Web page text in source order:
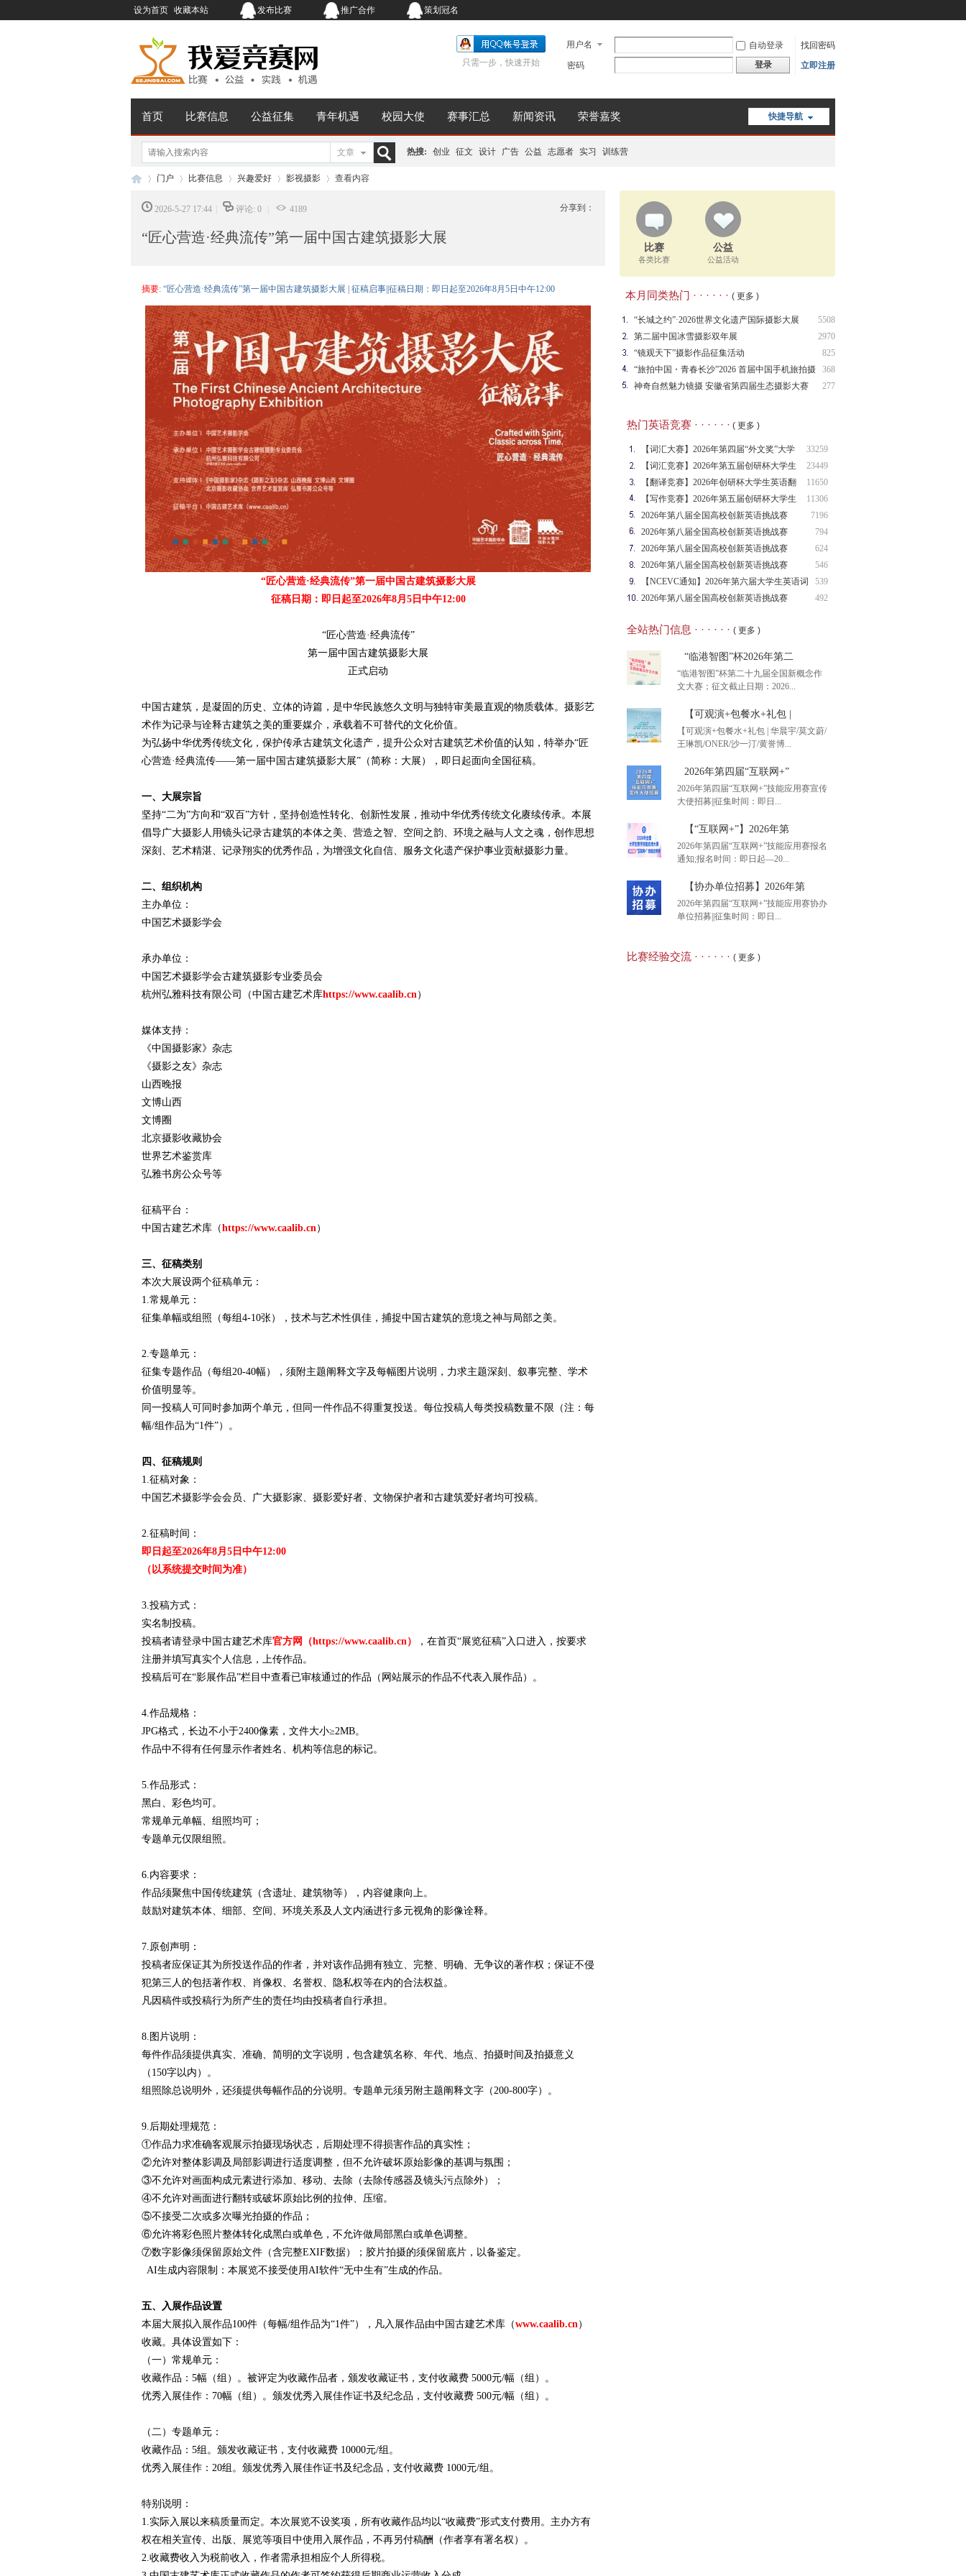
设为首页 收藏本站 发布比赛 推广合作 策划冠名
用户名 自动登录
找回密码
密码
登录 立即注册
只需一步，快速开始
快捷导航
首页 比赛信息 公益征集 青年机遇 校园大使 赛事汇总 新闻资讯 荣誉嘉奖
文章
索
热搜: 创业 征文 设计 广告 公益 志愿者 实习 训练营
门户
›
比赛信息
›
兴趣爱好 影视摄影
›
查看内容
分享到：
2026-5-27 17:44 评论: 0 4189
“匠心营造·经典流传”第一届中国古建筑摄影大展
摘要: “匠心营造·经典流传”第一届中国古建筑摄影大展 | 征稿启事||征稿日期：即日起至2026年8月5日中午12:00
“匠心营造·经典流传”第一届中国古建筑摄影大展
征稿日期：即日起至2026年8月5日中午12:00
“匠心营造·经典流传”
第一届中国古建筑摄影大展
正式启动
中国古建筑，是凝固的历史、立体的诗篇，是中华民族悠久文明与独特审美最直观的物质载体。摄影艺
术作为记录与诠释古建筑之美的重要媒介，承载着不可替代的文化价值。
为弘扬中华优秀传统文化，保护传承古建筑文化遗产，提升公众对古建筑艺术价值的认知，特举办“匠
心营造·经典流传——第一届中国古建筑摄影大展”（简称：大展），即日起面向全国征稿。
一、大展宗旨
坚持“二为”方向和“双百”方针，坚持创造性转化、创新性发展，推动中华优秀传统文化赓续传承。本展
倡导广大摄影人用镜头记录古建筑的本体之美、营造之智、空间之韵、环境之融与人文之魂，创作思想
深刻、艺术精湛、记录翔实的优秀作品，为增强文化自信、服务文化遗产保护事业贡献摄影力量。
二、组织机构
主办单位：
中国艺术摄影学会
承办单位：
中国艺术摄影学会古建筑摄影专业委员会
杭州弘雅科技有限公司（中国古建艺术库https://www.caalib.cn）
媒体支持：
《中国摄影家》杂志
《摄影之友》杂志
山西晚报
文博山西
文博圈
北京摄影收藏协会
世界艺术鉴赏库
弘雅书房公众号等
征稿平台：
中国古建艺术库（https://www.caalib.cn）
三、征稿类别
本次大展设两个征稿单元：
1.常规单元：
征集单幅或组照（每组4-10张），技术与艺术性俱佳，捕捉中国古建筑的意境之神与局部之美。
2.专题单元：
征集专题作品（每组20-40幅），须附主题阐释文字及每幅图片说明，力求主题深刻、叙事完整、学术
价值明显等。
同一投稿人可同时参加两个单元，但同一件作品不得重复投送。每位投稿人每类投稿数量不限（注：每
幅/组作品为“1件”）。
四、征稿规则
1.征稿对象：
中国艺术摄影学会会员、广大摄影家、摄影爱好者、文物保护者和古建筑爱好者均可投稿。
2.征稿时间：
即日起至2026年8月5日中午12:00
（以系统提交时间为准）
3.投稿方式：
实名制投稿。
投稿者请登录中国古建艺术库官方网（https://www.caalib.cn）
，在首页“展览征稿”入口进入，按要求
注册并填写真实个人信息，上传作品。
投稿后可在“影展作品”栏目中查看已审核通过的作品（网站展示的作品不代表入展作品）。
4.作品规格：
JPG格式，长边不小于2400像素，文件大小≥2MB。
作品中不得有任何显示作者姓名、机构等信息的标记。
5.作品形式：
黑白、彩色均可。
常规单元单幅、组照均可；
专题单元仅限组照。
6.内容要求：
作品须聚焦中国传统建筑（含遗址、建筑物等），内容健康向上。
鼓励对建筑本体、细部、空间、环境关系及人文内涵进行多元视角的影像诠释。
7.原创声明：
投稿者应保证其为所投送作品的作者，并对该作品拥有独立、完整、明确、无争议的著作权；保证不侵
犯第三人的包括著作权、肖像权、名誉权、隐私权等在内的合法权益。
凡因稿件或投稿行为所产生的责任均由投稿者自行承担。
8.图片说明：
每件作品须提供真实、准确、简明的文字说明，包含建筑名称、年代、地点、拍摄时间及拍摄意义
（150字以内）。
组照除总说明外，还须提供每幅作品的分说明。专题单元须另附主题阐释文字（200-800字）。
9.后期处理规范：
①作品力求准确客观展示拍摄现场状态，后期处理不得损害作品的真实性；
②允许对整体影调及局部影调进行适度调整，但不允许破坏原始影像的基调与氛围；
③不允许对画面构成元素进行添加、移动、去除（去除传感器及镜头污点除外）；
④不允许对画面进行翻转或破坏原始比例的拉伸、压缩。
⑤不接受二次或多次曝光拍摄的作品；
⑥允许将彩色照片整体转化成黑白或单色，不允许做局部黑白或单色调整。
⑦数字影像须保留原始文件（含完整EXIF数据）；胶片拍摄的须保留底片，以备鉴定。
AI生成内容限制：本展览不接受使用AI软件“无中生有”生成的作品。
五、入展作品设置
本届大展拟入展作品100件（每幅/组作品为“1件”），凡入展作品由中国古建艺术库（www.caalib.cn）
收藏。具体设置如下：
（一）常规单元：
收藏作品：5幅（组）。被评定为收藏作品者，颁发收藏证书，支付收藏费 5000元/幅（组）。
优秀入展佳作：70幅（组）。颁发优秀入展佳作证书及纪念品，支付收藏费 500元/幅（组）。
（二）专题单元：
收藏作品：5组。颁发收藏证书，支付收藏费 10000元/组。
优秀入展佳作：20组。颁发优秀入展佳作证书及纪念品，支付收藏费 1000元/组。
特别说明：
1.实际入展以来稿质量而定。本次展览不设奖项，所有收藏作品均以“收藏费”形式支付费用。主办方有
权在相关宣传、出版、展览等项目中使用入展作品，不再另付稿酬（作者享有署名权）。
2.收藏费收入为税前收入，作者需承担相应个人所得税。
比赛
各类比赛
公益
公益活动
本月同类热门 · · · · · · ( 更多 )
5508
“长城之约”·2026世界文化遗产国际摄影大展
2970
第二届中国冰雪摄影双年展
825
“镜观天下”摄影作品征集活动
368
“旅拍中国・青春长沙”2026 首届中国手机旅拍摄
影大展
277
神奇自然魅力镜摄 安徽省第四届生态摄影大赛
热门英语竞赛 · · · · · · ( 更多 )
33259
【词汇大赛】2026年第四届“外文奖”大学
生
23449
【词汇竞赛】2026年第五届创研杯大学生
英语
11650
【翻译竞赛】2026年创研杯大学生英语翻
译竞
11306
【写作竞赛】2026年第五届创研杯大学生
英语
7196
2026年第八届全国高校创新英语挑战赛
（NCIE
794
2026年第八届全国高校创新英语挑战赛
624
2026年第八届全国高校创新英语挑战赛
（NCIE
546
2026年第八届全国高校创新英语挑战赛
（NCIE
539
【NCEVC通知】2026年第六届大学生英语词
汇
492
2026年第八届全国高校创新英语挑战赛
全站热门信息 · · · · · · ( 更多 )
“临港智图”杯2026年第二
“临港智图”杯第二十九届全国新概念作
文大赛；征文截止日期：2026...
“临港智图”杯2026年第二
【可观演+包餐水+礼包 |
【可观演+包餐水+礼包 | 华晨宇/莫文蔚/
王琳凯/ONER/沙一汀/黄誉博...
【可观演+包餐水+礼包 |
2026年第四届“互联网+”
2026年第四届“互联网+”技能应用赛宣传
大使招募||征集时间：即日...
2026年第四届“互联网+”
【“互联网+”】2026年第
2026年第四届“互联网+”技能应用赛报名
通知;报名时间：即日起—20...
【“互联网+”】2026年第
【协办单位招募】2026年第
2026年第四届“互联网+”技能应用赛协办
单位招募||征集时间：即日...
比赛经验交流 · · · · · · ( 更多 )